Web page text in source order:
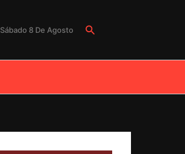
Sábado 8 De Agosto Buscar